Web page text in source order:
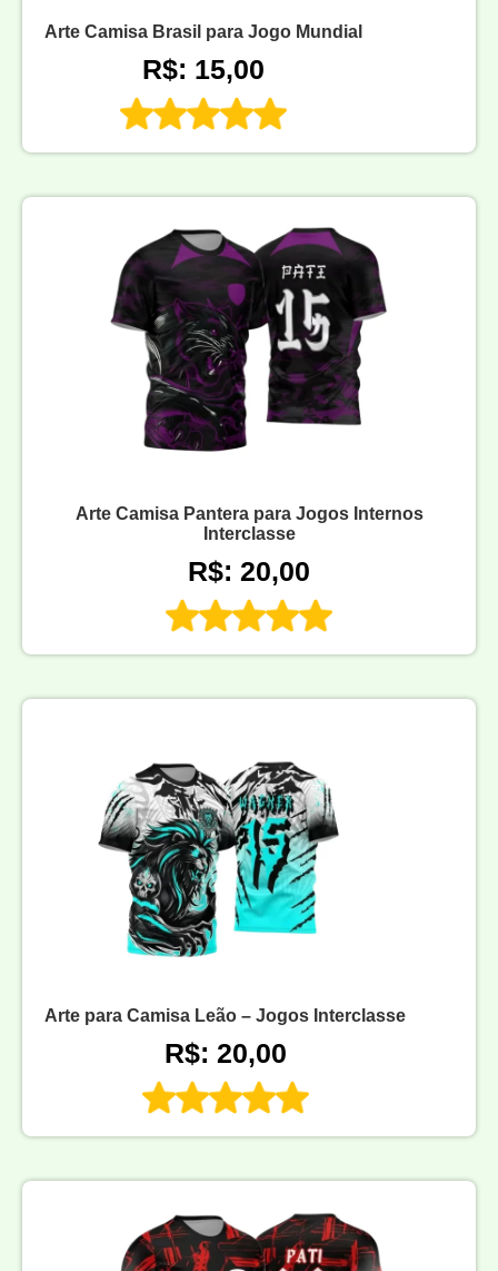
Arte Camisa Brasil para Jogo Mundial
R$: 15,00
Arte Camisa Pantera para Jogos Internos
Interclasse
R$: 20,00
Arte para Camisa Leão – Jogos Interclasse
R$: 20,00